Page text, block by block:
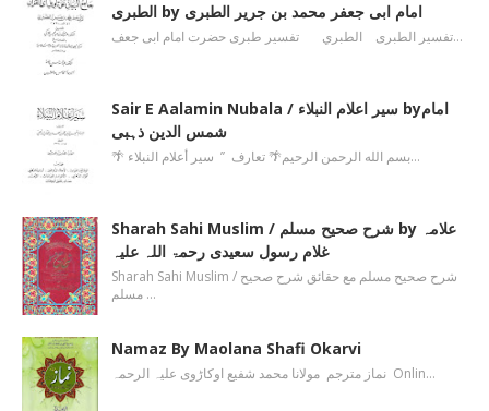
الطبری by امام ابی جعفر محمد بن جریر الطبری
تفسیر الطبری الطبري تفسیر طبری حضرت امام ابی جعف…
Sair E Aalamin Nubala / سیر اعلام النبلاء byامام
شمس الدین ذہبی
🌴 بسم الله الرحمن الرحیم🌴 تعارف ’’ سیر أعلام النبلاء…
Sharah Sahi Muslim / شرح صحیح مسلم by علامہ
غلام رسول سعیدی رحمۃ اللہ علیہ
Sharah Sahi Muslim / شرح صحیح مسلم مع حقائق شرح صحیح
مسلم …
Namaz By Maolana Shafi Okarvi
نماز مترجم مولانا محمد شفیع اوکاڑوی علیہ الرحمہ Onlin…